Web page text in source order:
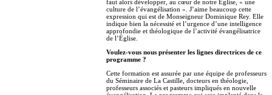
faut alors développer, au cœur de notre Église, « une
culture de l’évangélisation ». J’aime beaucoup cette
expression qui est de Monseigneur Dominique Rey. Elle
indique bien la nécessité et l’urgence d’une intelligence
approfondie et théologique de l’activité évangélisatrice
de l’Église.
Voulez-vous nous présenter les lignes directrices de ce
programme ?
Cette formation est assurée par une équipe de professeurs
du Séminaire de La Castille, docteurs en théologie,
professeurs associés et pasteurs impliqués en nouvelle